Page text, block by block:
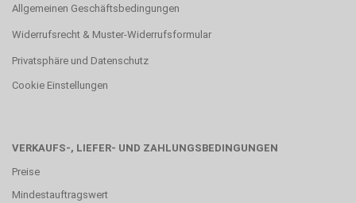
Allgemeinen Geschäftsbedingungen
Widerrufsrecht & Muster-Widerrufsformular
Privatsphäre und Datenschutz
Cookie Einstellungen
VERKAUFS-, LIEFER- UND ZAHLUNGSBEDINGUNGEN
Preise
Mindestauftragswert